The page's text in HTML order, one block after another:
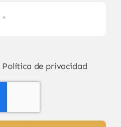
Política de privacidad